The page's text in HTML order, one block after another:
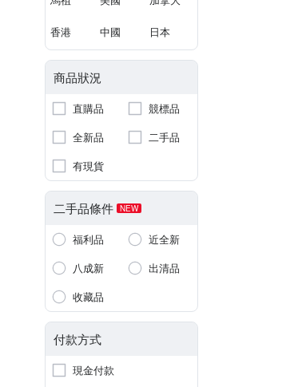
香港 中國 日本
商品狀況
直購品
競標品
全新品
二手品
有現貨
二手品條件 NEW
福利品
近全新
八成新
出清品
收藏品
付款方式
現金付款